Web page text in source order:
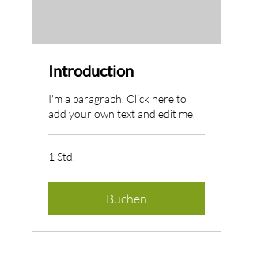
Introduction
I'm a paragraph. Click here to
add your own text and edit me.
1 Std.
Buchen